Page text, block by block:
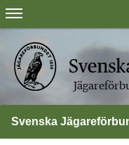
Svenska